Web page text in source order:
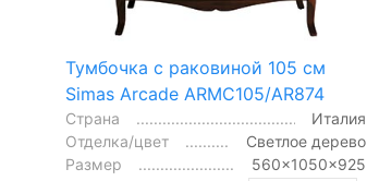
Тумбочка с раковиной 105 см
Simas Arcade ARMC105/AR874
Страна
Италия
Отделка/цвет
Светлое дерево
Размер
560x1050x925